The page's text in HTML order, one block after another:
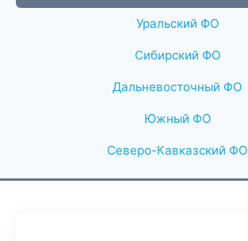
Уральский ФО
Сибирский ФО
Дальневосточный ФО
Южный ФО
Северо-Кавказский ФО